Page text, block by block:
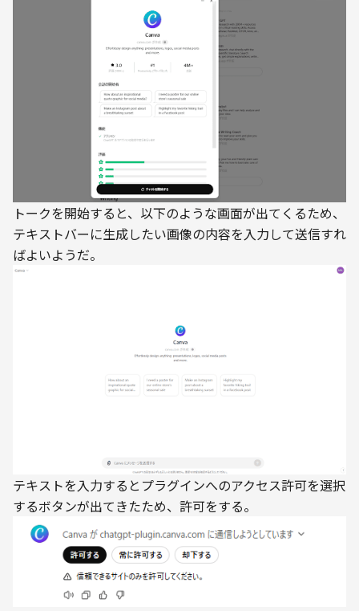
トークを開始すると、以下のような画面が出てくるため、
テキストバーに生成したい画像の内容を入力して送信すれ
テキストを入力するとプラグインへのアクセス許可を選択
するボタンが出てきたため、許可をする。